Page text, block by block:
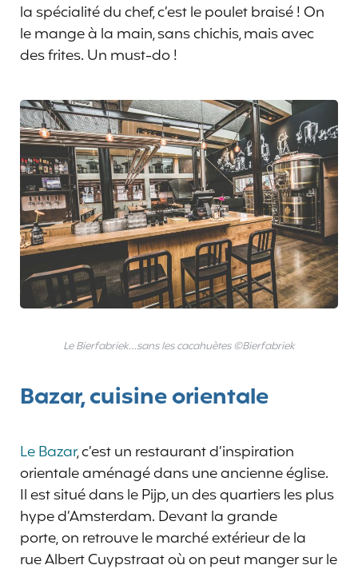
la spécialité du chef, c’est le poulet braisé ! On
le mange à la main, sans chichis, mais avec
des frites. Un must-do !
Le Bierfabriek…sans les cacahuètes ©Bierfabriek
Bazar, cuisine orientale
Le Bazar, c’est un restaurant d’inspiration
orientale aménagé dans une ancienne église.
Il est situé dans le Pijp, un des quartiers les plus
hype d’Amsterdam. Devant la grande
porte, on retrouve le marché extérieur de la
rue Albert Cuypstraat où on peut manger sur le